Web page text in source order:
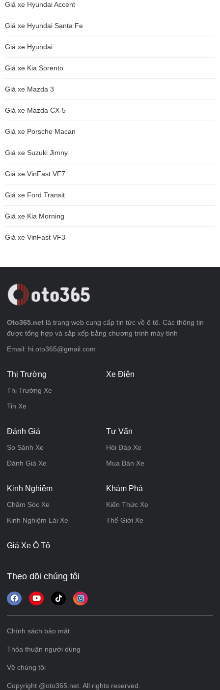
Giá xe Hyundai Accent
Giá xe Hyundai Santa Fe
Giá xe Hyundai
Giá xe Kia Sorento
Giá xe Mazda 3
Giá xe Mazda CX-5
Giá xe Porsche Macan
Giá xe Suzuki Jimny
Giá xe VinFast VF7
Giá xe Ford Transit
Giá xe Kia Morning
Giá xe VinFast VF3
Oto365.net là trang web cung cấp tin tức về ô tô. Các thông tin
được tổng hợp và sắp xếp bằng chương trình máy tính
Email: hi.oto365@gmail.com
Thị Trường
Thị Trường Xe
Tin Xe
Xe Điện
Đánh Giá
So Sánh Xe
Đánh Giá Xe
Tư Vấn
Hỏi Đáp Xe
Mua Bán Xe
Kinh Nghiệm
Chăm Sóc Xe
Kinh Nghiệm Lái Xe
Khám Phá
Kiến Thức Xe
Thế Giới Xe
Giá Xe Ô Tô
Theo dõi chúng tôi
Chính sách bảo mật
Thỏa thuận người dùng
Về chúng tôi
Copyright @oto365.net. All rights reserved.